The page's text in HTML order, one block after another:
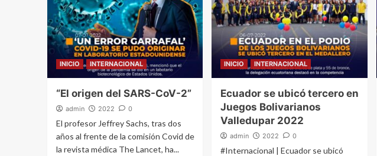
INICIO INTERNACIONAL
“El origen del SARS-CoV-2”
admin 2022 0
El profesor Jeffrey Sachs, tras dos
años al frente de la comisión Covid de
la revista médica The Lancet, ha...
INICIO INTERNACIONAL
Ecuador se ubicó tercero en
Juegos Bolivarianos
Valledupar 2022
admin 2022 0
#Internacional | Ecuador se ubicó